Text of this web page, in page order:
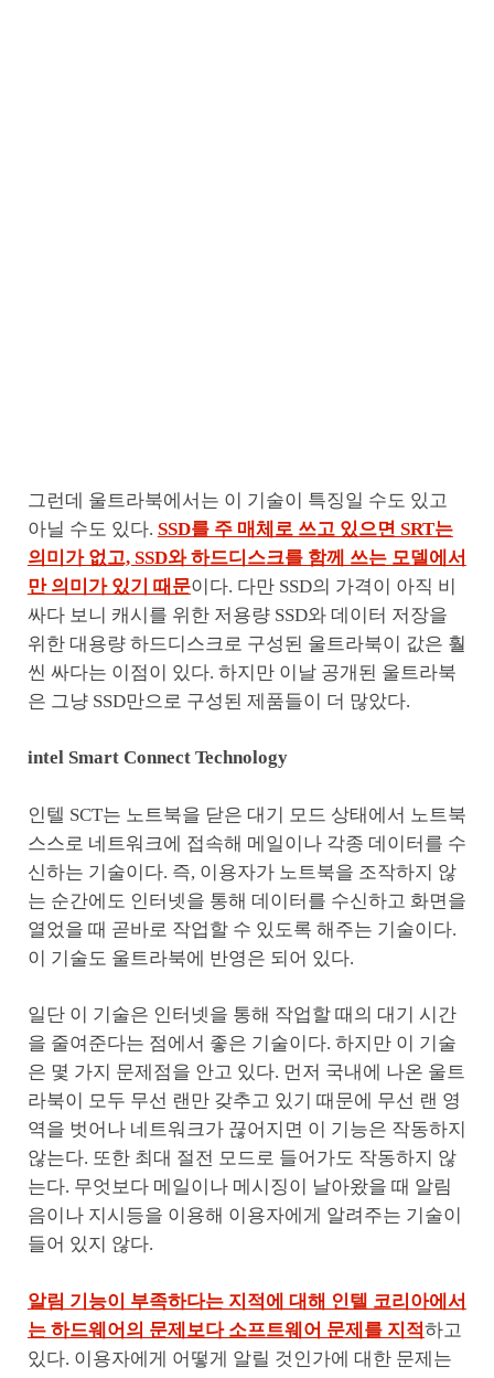
그런데 울트라북에서는 이 기술이 특징일 수도 있고
아닐 수도 있다. SSD를 주 매체로 쓰고 있으면 SRT는
의미가 없고, SSD와 하드디스크를 함께 쓰는 모델에서
만 의미가 있기 때문이다. 다만 SSD의 가격이 아직 비
싸다 보니 캐시를 위한 저용량 SSD와 데이터 저장을
위한 대용량 하드디스크로 구성된 울트라북이 값은 훨
씬 싸다는 이점이 있다. 하지만 이날 공개된 울트라북
은 그냥 SSD만으로 구성된 제품들이 더 많았다.
intel Smart Connect Technology
인텔 SCT는 노트북을 닫은 대기 모드 상태에서 노트북
스스로 네트워크에 접속해 메일이나 각종 데이터를 수
신하는 기술이다. 즉, 이용자가 노트북을 조작하지 않
는 순간에도 인터넷을 통해 데이터를 수신하고 화면을
열었을 때 곧바로 작업할 수 있도록 해주는 기술이다.
이 기술도 울트라북에 반영은 되어 있다.
일단 이 기술은 인터넷을 통해 작업할 때의 대기 시간
을 줄여준다는 점에서 좋은 기술이다. 하지만 이 기술
은 몇 가지 문제점을 안고 있다. 먼저 국내에 나온 울트
라북이 모두 무선 랜만 갖추고 있기 때문에 무선 랜 영
역을 벗어나 네트워크가 끊어지면 이 기능은 작동하지
않는다. 또한 최대 절전 모드로 들어가도 작동하지 않
는다. 무엇보다 메일이나 메시징이 날아왔을 때 알림
음이나 지시등을 이용해 이용자에게 알려주는 기술이
들어 있지 않다.
알림 기능이 부족하다는 지적에 대해 인텔 코리아에서
는 하드웨어의 문제보다 소프트웨어 문제를 지적하고
있다. 이용자에게 어떻게 알릴 것인가에 대한 문제는